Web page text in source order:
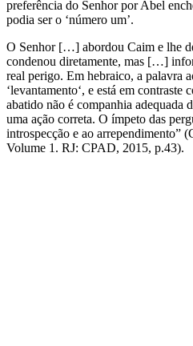
preferência do Senhor por Abel
podia ser o ‘número um’.
O Senhor […] abordou Caim e lhe
condenou diretamente, mas […]
real perigo. Em hebraico, a palavra
‘levantamento‘, e está em
abatido não é companhia adequada
uma ação correta. O ímpeto das
introspecção e ao arrependimento”
Volume 1. RJ: CPAD, 2015, p.43).